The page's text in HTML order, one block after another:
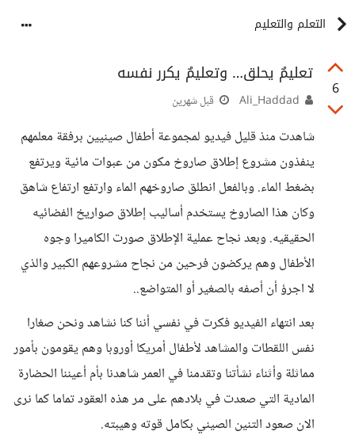
التعلم والتعليم
6
تعليمٌ يحلق… وتعليمٌ يكرر نفسه
قبل شهرين
شاهدت منذ قليل فيديو لمجموعة أطفال صينيين برفقة معلمهم
ينفذون مشروع إطلاق صاروخ مكون من عبوات مائية ويرتفع
بضغط الماء. وبالفعل انطلق صاروخهم الماء وارتفع ارتفاع شاهق
وكان هذا الصاروخ يستخدم أساليب إطلاق صواريخ الفضائيه
الحقيقيه. وبعد نجاح عملية الإطلاق صورت الكاميرا وجوه
الأطفال وهم يركضون فرحين من نجاح مشروعهم الكبير والذي
لا اجرؤ أن أصفه بالصغير أو المتواضع..
بعد انتهاء الفيديو فكرت في نفسي أننا كنا نشاهد ونحن صغارا
نفس اللقطات والمشاهد لأطفال أمريكا أوروبا وهم يقومون بأمور
مماثلة وأثناء نشأتنا وتقدمنا في العمر شاهدنا بأم أعيننا الحضارة
المادية التي صعدت في بلادهم على مر هذه العقود تماما كما نرى
الان صعود التنين الصيني بكامل قوته وهيبته.